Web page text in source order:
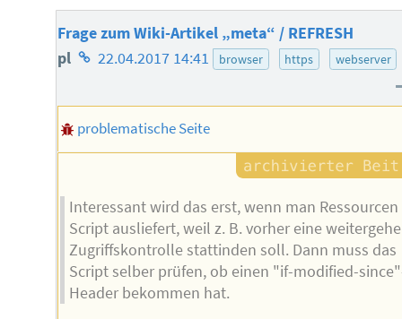
Frage zum Wiki-Artikel „meta“ / REFRESH
pl Homepage
Autors
22.04.2017 14:41 browser https webserver
problematische Seite
Interessant wird das erst, wenn man Ressourcen
Script ausliefert, weil z. B. vorher eine
Zugriffskontrolle stattinden soll. Dann muss das
Script selber prüfen, ob einen "if-modified-
Header bekommen hat.